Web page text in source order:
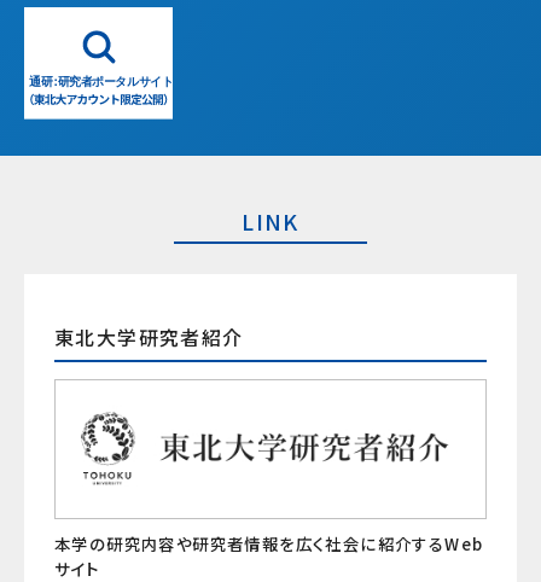
LINK
東北大学研究者紹介
本学の研究内容や研究者情報を広く社会に紹介するWeb
サイト